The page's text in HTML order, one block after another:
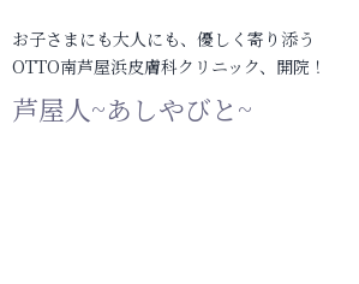
お子さまにも大人にも、優しく寄り添う
OTTO南芦屋浜皮膚科クリニック、開院！
芦屋人~あしやびと~